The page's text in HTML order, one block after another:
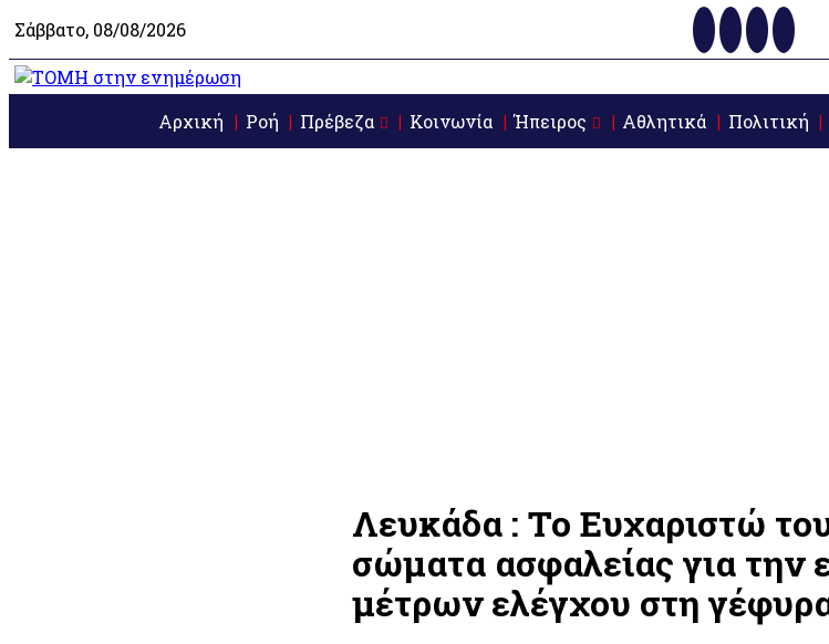
Σάββατο, 08/08/2026
Αρχική Ροή Πρέβεζα Κοινωνία Ήπειρος Αθλητικά Πολιτική
Λευκάδα : Το Ευχαριστώ
σώματα ασφαλείας για την
μέτρων ελέγχου στη